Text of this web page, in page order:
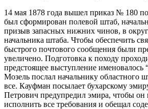
14 мая 1878 года вышел приказ № 180
был сформирован полевой штаб,
призыв запасных нижних чинов, в
начальника штаба. Чтобы обеспечить
быстрого почтового сообщения были
увеличено. Подготовка к походу
предстоящее выступление именовалось
Мозель послал начальнику областного
все. Кауфман посылает бухарскому
Петрович предупредил эмира, чтобы он
исполнить все требования и обещал